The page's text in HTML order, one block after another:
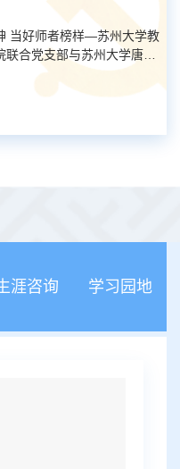
当好师者榜样—苏州大学教
合党支部与苏州大学唐仲
一党支部联合主题党日活动
涯咨询 学习园地